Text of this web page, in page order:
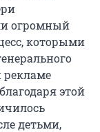
огромный
которыми
этой
детьми,